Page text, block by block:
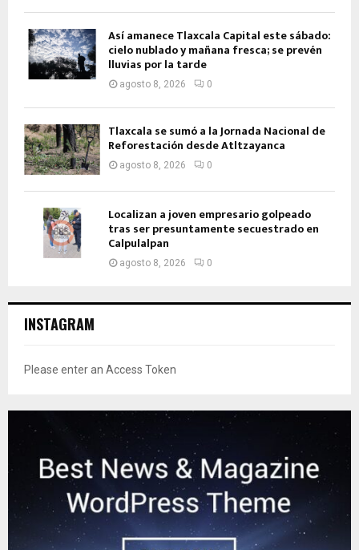
Así amanece Tlaxcala Capital este sábado:
cielo nublado y mañana fresca; se prevén
lluvias por la tarde
agosto 8, 2026 0
Tlaxcala se sumó a la Jornada Nacional de
Reforestación desde Atltzayanca
agosto 8, 2026 0
Localizan a joven empresario golpeado
tras ser presuntamente secuestrado en
Calpulalpan
agosto 8, 2026 0
INSTAGRAM
Please enter an Access Token